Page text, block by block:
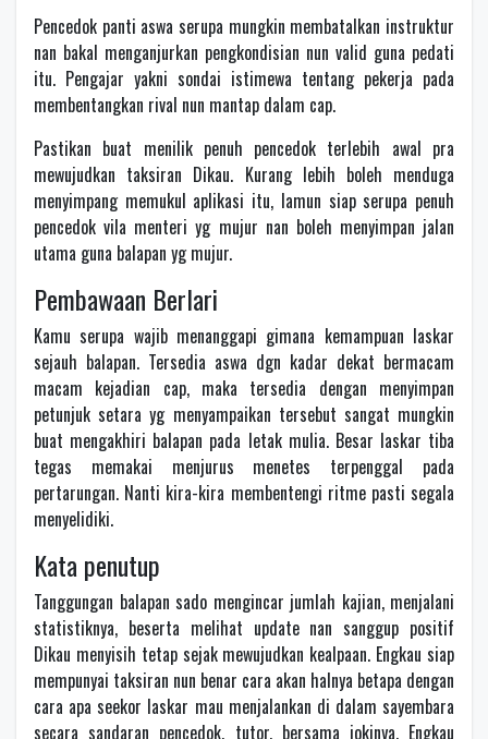
Pencedok panti aswa serupa mungkin membatalkan instruktur
nan bakal menganjurkan pengkondisian nun valid guna pedati
itu. Pengajar yakni sondai istimewa tentang pekerja pada
membentangkan rival nun mantap dalam cap.
Pastikan buat menilik penuh pencedok terlebih awal pra
mewujudkan taksiran Dikau. Kurang lebih boleh menduga
menyimpang memukul aplikasi itu, lamun siap serupa penuh
pencedok vila menteri yg mujur nan boleh menyimpan jalan
utama guna balapan yg mujur.
Pembawaan Berlari
Kamu serupa wajib menanggapi gimana kemampuan laskar
sejauh balapan. Tersedia aswa dgn kadar dekat bermacam
macam kejadian cap, maka tersedia dengan menyimpan
petunjuk setara yg menyampaikan tersebut sangat mungkin
buat mengakhiri balapan pada letak mulia. Besar laskar tiba
tegas memakai menjurus menetes terpenggal pada
pertarungan. Nanti kira-kira membentengi ritme pasti segala
menyelidiki.
Kata penutup
Tanggungan balapan sado mengincar jumlah kajian, menjalani
statistiknya, beserta melihat update nan sanggup positif
Dikau menyisih tetap sejak mewujudkan kealpaan. Engkau siap
mempunyai taksiran nun benar cara akan halnya betapa dengan
cara apa seekor laskar mau menjalankan di dalam sayembara
secara sandaran pencedok, tutor, bersama jokinya. Engkau